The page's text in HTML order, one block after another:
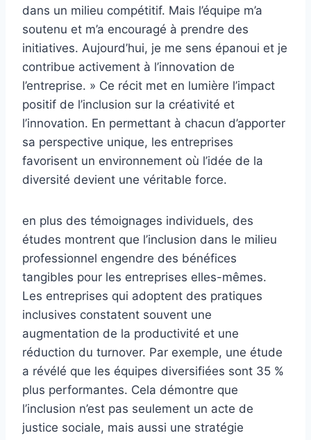
dans un milieu compétitif. Mais l’équipe m’a
soutenu et m’a encouragé à prendre des
initiatives. Aujourd’hui, je me sens épanoui et je
contribue activement à l’innovation de
l’entreprise. » Ce récit met en lumière l’impact
positif de l’inclusion sur la créativité et
l’innovation. En permettant à chacun d’apporter
sa perspective unique, les entreprises
favorisent un environnement où l’idée de la
diversité devient une véritable force.
en plus des témoignages individuels, des
études montrent que l’inclusion dans le milieu
professionnel engendre des bénéfices
tangibles pour les entreprises elles-mêmes.
Les entreprises qui adoptent des pratiques
inclusives constatent souvent une
augmentation de la productivité et une
réduction du turnover. Par exemple, une étude
a révélé que les équipes diversifiées sont 35 %
plus performantes. Cela démontre que
l’inclusion n’est pas seulement un acte de
justice sociale, mais aussi une stratégie